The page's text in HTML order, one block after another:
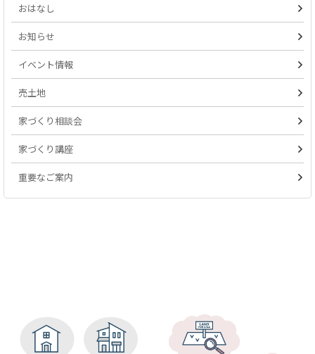
おはなし
お知らせ
イベント情報
売土地
家づくり相談会
家づくり講座
重要なご案内